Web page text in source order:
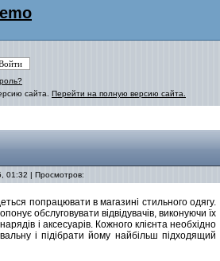
сайта. Перейти на полную версию сайта.
01:32 | Просмотров:
попрацювати в магазині стильного одягу.
обслуговувати відвідувачів, виконуючи їх
і аксесуарів. Кожного клієнта необхідно
і підібрати йому найбільш підходящий